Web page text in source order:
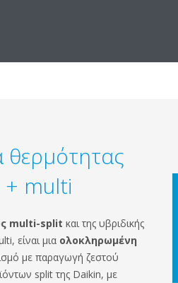
θερμότητας
+ multi
multi-split και της υβριδικής
είναι μια ολοκληρωμένη
με παραγωγή ζεστού
split της Daikin, με